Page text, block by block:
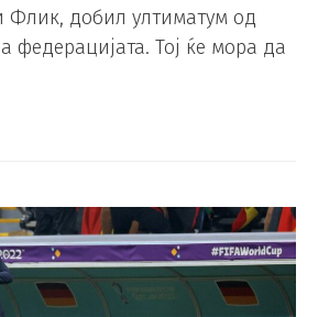
Флик, добил ултиматум од
федерацијата. Тој ќе мора да